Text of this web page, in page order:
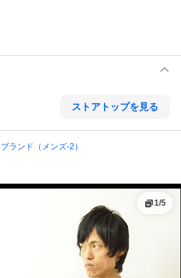
ストアトップを見る
ブランド（メンズ-2）
1/5